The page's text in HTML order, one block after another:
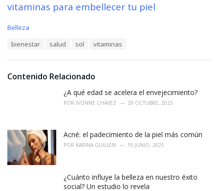
vitaminas para embellecer tu piel
C
r
Belleza
:
bienestar salud sol vitaminas
Contenido Relacionado
¿A qué edad se acelera el envejecimiento?
POR IVONNE CHÁVEZ 29 OCTUBRE, 2025
Acné: el padecimiento de la piel más común
POR KARINA GUILLEN 19 JUNIO, 2025
¿Cuánto influye la belleza en nuestro éxito
social? Un estudio lo revela